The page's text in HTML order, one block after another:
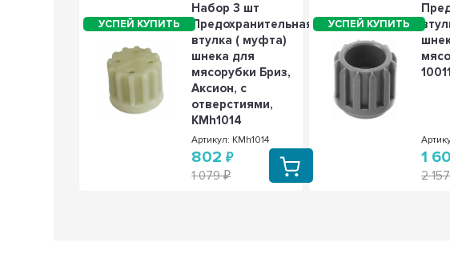
Набор 3 шт
Предохранительная
втулка ( муфта)
шнека для
мясорубки Бриз,
Аксион, с
отверстиями,
KMh1014
Артикул: KMh1014
802
1 079
1
2